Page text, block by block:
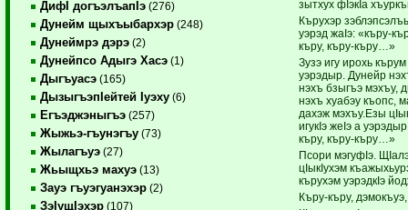
ДифI догъэлъапIэ (276)
Дунейм щыхъыбархэр (248)
Дунеймрэ дэрэ (2)
Дунейпсо Адыгэ Хасэ (1)
Дыгъуасэ (165)
ДызыгъэпIейтей Iуэху (6)
Егъэджэныгъэ (257)
Жыжьэ-гъунэгъу (73)
Жылагъуэ (27)
Жьыщхьэ махуэ (13)
Зауэ гъуэгуанэхэр (2)
ЗэIущIэхэр (107)
зытхух фIэкIа
Кърухэр
уэрэд жаIэ: «къру-
къру, къру-къру…»
Зузэ игу ирохь
уэрэдыр. Дунейр
нэхъ бзыгъэ мэхъу,
нэхъ хуабэу къопс,
дахэж мэхъу.Езы
игукIэ жеIэ а
къру, къру-къру…»
Псори мэгуфIэ.
цIыкIухэм
кърухэм уэрэдкIэ
Къру-къру, дэмокъуэ,